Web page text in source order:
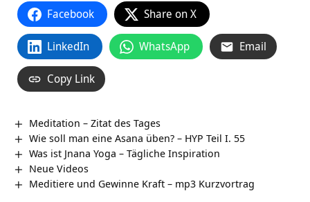
Facebook Share on X
LinkedIn WhatsApp Email
Copy Link
Meditation – Zitat des Tages
Wie soll man eine Asana üben? – HYP Teil I. 55
Was ist Jnana Yoga – Tägliche Inspiration
Neue Videos
Meditiere und Gewinne Kraft – mp3 Kurzvortrag